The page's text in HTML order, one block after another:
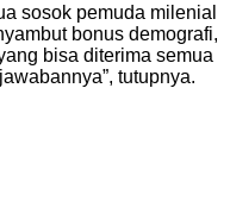
sosok pemuda milenial
bonus demografi,
bisa diterima semua
tutupnya.